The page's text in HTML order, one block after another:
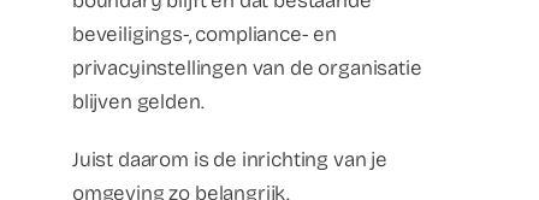
beveiligings-, compliance- en
privacyinstellingen van de organisatie
blijven gelden.
Juist daarom is de inrichting van je
omgeving zo belangrijk.